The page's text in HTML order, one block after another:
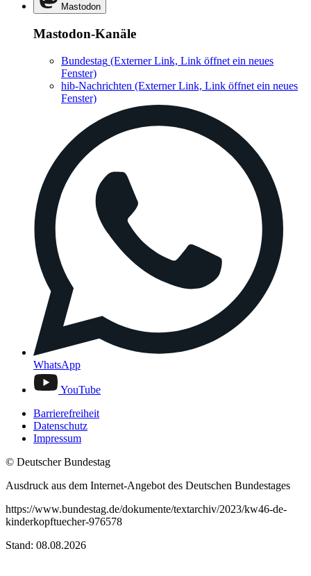
Mastodon
Mastodon-Kanäle
Bundestag (Externer Link, Link öffnet ein neues
Fenster)
hib-Nachrichten (Externer Link, Link öffnet ein neues
Fenster)
WhatsApp
YouTube
Barrierefreiheit
Datenschutz
Impressum
© Deutscher Bundestag
Ausdruck aus dem Internet-Angebot des Deutschen Bundestages
https://www.bundestag.de/dokumente/textarchiv/2023/kw46-de-
kinderkopftuecher-976578
Stand: 08.08.2026